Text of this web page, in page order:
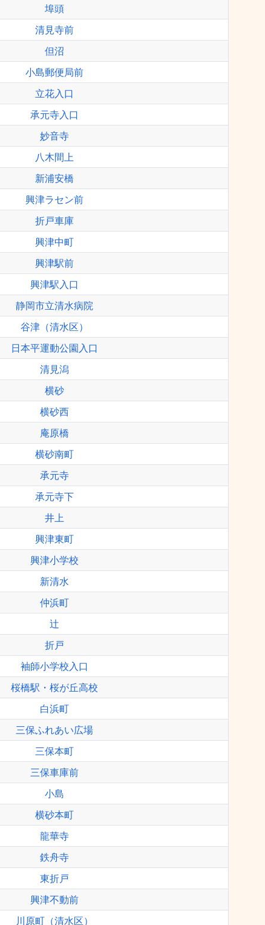
埠頭
清見寺前
但沼
小島郵便局前
立花入口
承元寺入口
妙音寺
八木間上
新浦安橋
興津ラセン前
折戸車庫
興津中町
興津駅前
興津駅入口
静岡市立清水病院
谷津（清水区）
日本平運動公園入口
清見潟
横砂
横砂西
庵原橋
横砂南町
承元寺
承元寺下
井上
興津東町
興津小学校
新清水
仲浜町
辻
折戸
袖師小学校入口
桜橋駅・桜が丘高校
白浜町
三保ふれあい広場
三保本町
三保車庫前
小島
横砂本町
龍華寺
鉄舟寺
東折戸
興津不動前
川原町（清水区）